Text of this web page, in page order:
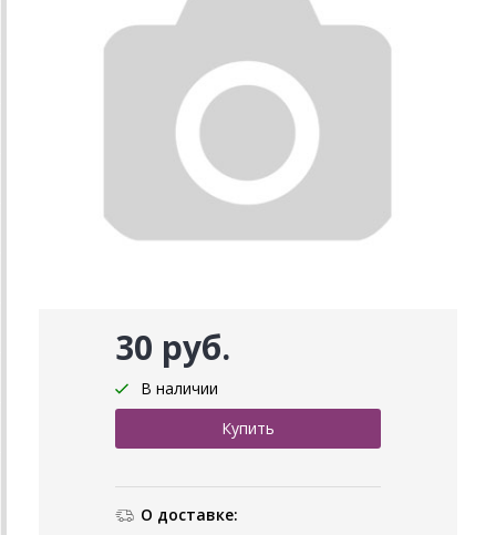
30 руб.
В наличии
О доставке: